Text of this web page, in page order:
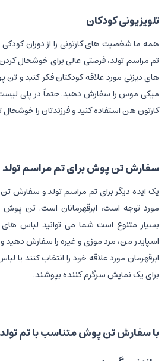
تلویزیونی کودکان
همه ما شخصیت های کارتونی را از دوران کودکی
تم مراسم تولد، فرصتی عالی برای خوشحال
های دیزنی مورد علاقه کودکتان فکر کنید و تن
میکی موس را سفارش دهید. حتماً در پلی
کارتون هن استفاده کنید و فرزندتان را خوشحال
سفارش تن پوش برای تم مراسم تولد
یک ایده دیگر برای تم مراسم تولد و سفارش
مورد توجه است، ابرقهرمانان است. تن پوش
بسیار متنوع است شما می توانید لباس
اسپایدر من، مرد موزی و غیره را سفارش دهید و
ابرقهرمان مورد علاقه خود را انتخاب کنند یا
برای یک نمایش سرگرم کننده بپوشند.
با سفارش تن پوش متناسب با تم